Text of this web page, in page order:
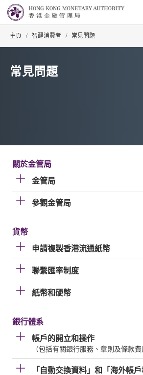
主頁 / 智醒消費者 / 常見問題
常見問題
關於金管局
金管局
參觀金管局
貨幣
申請複製香港流通紙幣
聯繫匯率制度
紙幣和硬幣
銀行體系
帳戶的開立和操作
（包括有關銀行服務、章則及條款費
「自動交換資料」和「海外帳戶